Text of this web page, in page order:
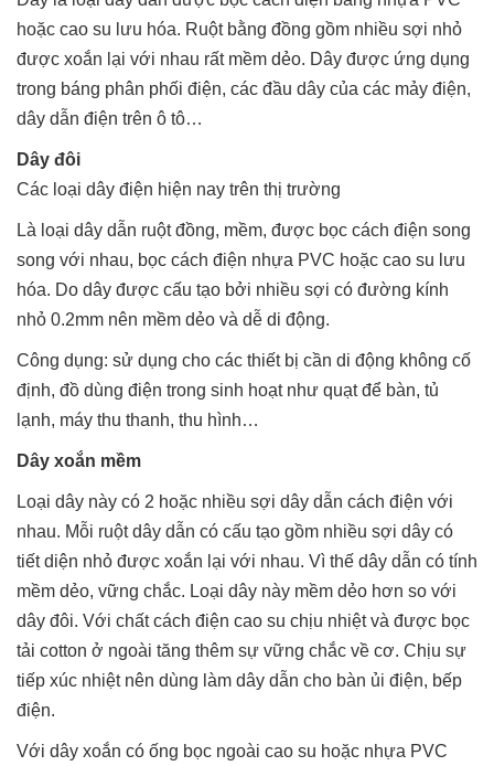
hoặc cao su lưu hóa. Ruột bằng đồng gồm nhiều sợi nhỏ
được xoắn lại với nhau rất mềm dẻo. Dây được ứng dụng
trong báng phân phối điện, các đầu dây của các mảy điện,
dây dẫn điện trên ô tô…
Dây đôi
Các loại dây điện hiện nay trên thị trường
Là loại dây dẫn ruột đồng, mềm, được bọc cách điện song
song với nhau, bọc cách điện nhựa PVC hoặc cao su lưu
hóa. Do dây được cấu tạo bởi nhiều sợi có đường kính
nhỏ 0.2mm nên mềm dẻo và dễ di động.
Công dụng: sử dụng cho các thiết bị cần di động không cố
định, đồ dùng điện trong sinh hoạt như quạt để bàn, tủ
lạnh, máy thu thanh, thu hình…
Dây xoắn mềm
Loại dây này có 2 hoặc nhiều sợi dây dẫn cách điện với
nhau. Mỗi ruột dây dẫn có cấu tạo gồm nhiều sợi dây có
tiết diện nhỏ được xoắn lại với nhau. Vì thế dây dẫn có tính
mềm dẻo, vững chắc. Loại dây này mềm dẻo hơn so với
dây đôi. Với chất cách điện cao su chịu nhiệt và được bọc
tải cotton ở ngoài tăng thêm sự vững chắc về cơ. Chịu sự
tiếp xúc nhiệt nên dùng làm dây dẫn cho bàn ủi điện, bếp
điện.
Với dây xoắn có ống bọc ngoài cao su hoặc nhựa PVC